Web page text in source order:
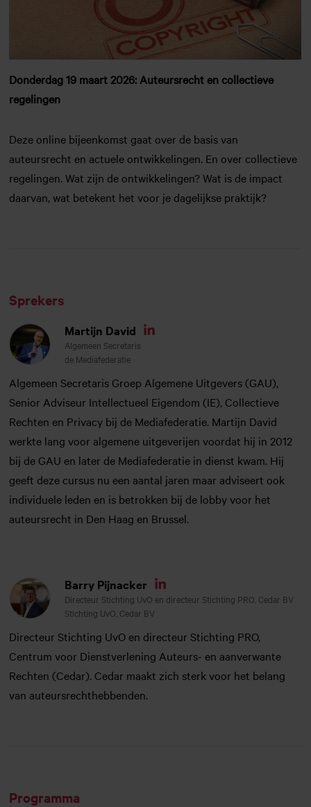
Donderdag 19 maart 2026: Auteursrecht en collectieve
regelingen
Deze online bijeenkomst gaat over de basis van
auteursrecht en actuele ontwikkelingen. En over collectieve
regelingen. Wat zijn de ontwikkelingen? Wat is de impact
daarvan, wat betekent het voor je dagelijkse praktijk?
Sprekers
Martijn David
Algemeen Secretaris
de Mediafederatie
Algemeen Secretaris Groep Algemene Uitgevers (GAU),
Senior Adviseur Intellectueel Eigendom (IE), Collectieve
Rechten en Privacy bij de Mediafederatie. Martijn David
werkte lang voor algemene uitgeverijen voordat hij in 2012
bij de GAU en later de Mediafederatie in dienst kwam. Hij
geeft deze cursus nu een aantal jaren maar adviseert ook
individuele leden en is betrokken bij de lobby voor het
auteursrecht in Den Haag en Brussel.
Barry Pijnacker
Linkedin
Directeur Stichting UvO en directeur Stichting PRO, Cedar BV
Stichting UvO, Cedar BV
Directeur Stichting UvO en directeur Stichting PRO,
Centrum voor Dienstverlening Auteurs- en aanverwante
Rechten (Cedar). Cedar maakt zich sterk voor het belang
van auteursrechthebbenden.
Programma